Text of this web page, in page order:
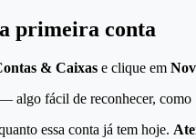
primeira conta
& Caixas e clique em
algo fácil de reconhecer,
essa conta já tem hoje.